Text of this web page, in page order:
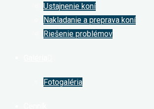
Ustajnenie koní
Nakladanie a preprava koní
Riešenie problémov
Fotogaléria